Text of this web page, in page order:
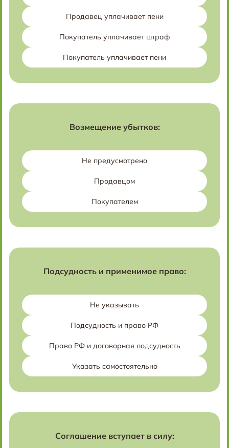
Продавец уплачивает пени
Покупатель уплачивает штраф
Покупатель уплачивает пени
Возмещение убытков:
Не предусмотрено
Продавцом
Покупателем
Подсудность и применимое право:
Не указывать
Подсудность и право РФ
Право РФ и договорная подсудность
Указать самостоятельно
Соглашение вступает в силу: